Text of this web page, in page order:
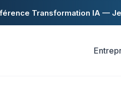
Transformation IA —